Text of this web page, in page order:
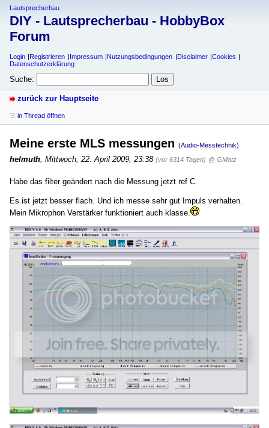
Lautsprecherbau
DIY - Lautsprecherbau - HobbyBox
Forum
Login Registrieren Impressum Nutzungsbedingungen Disclaimer
Cookies
Datenschutzerklärung
Suche:
zurück zur Hauptseite
in Thread öffnen
Meine erste MLS messungen (Audio-Messtechnik)
helmuth Mittwoch, 22. April 2009, 23:38 (vor 6314 Tagen) @ GMatz
Habe das filter geändert nach die Messung jetzt ref C.
Es ist jetzt besser flach. Und ich messe sehr gut Impuls verhalten.
Mein Mikrophon Verstärker funktioniert auch klasse.